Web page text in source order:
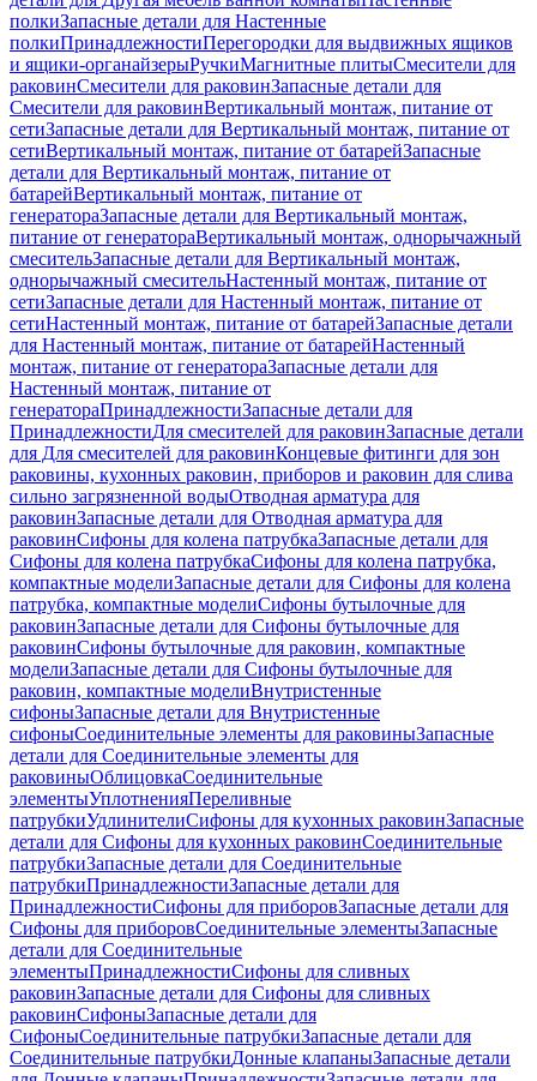
полкиЗапасные детали для Настенные
полкиПринадлежностиПерегородки для выдвижных ящиков
и ящики-органайзерыРучкиМагнитные плитыСмесители для
раковинСмесители для раковинЗапасные детали для
Смесители для раковинВертикальный монтаж, питание от
сетиЗапасные детали для Вертикальный монтаж, питание от
сетиВертикальный монтаж, питание от батарейЗапасные
детали для Вертикальный монтаж, питание от
батарейВертикальный монтаж, питание от
генератораЗапасные детали для Вертикальный монтаж,
питание от генератораВертикальный монтаж, однорычажный
смесительЗапасные детали для Вертикальный монтаж,
однорычажный смесительНастенный монтаж, питание от
сетиЗапасные детали для Настенный монтаж, питание от
сетиНастенный монтаж, питание от батарейЗапасные детали
для Настенный монтаж, питание от батарейНастенный
монтаж, питание от генератораЗапасные детали для
Настенный монтаж, питание от
генератораПринадлежностиЗапасные детали для
ПринадлежностиДля смесителей для раковинЗапасные детали
для Для смесителей для раковинКонцевые фитинги для зон
раковины, кухонных раковин, приборов и раковин для слива
сильно загрязненной водыОтводная арматура для
раковинЗапасные детали для Отводная арматура для
раковинСифоны для колена патрубкаЗапасные детали для
Сифоны для колена патрубкаСифоны для колена патрубка,
компактные моделиЗапасные детали для Сифоны для колена
патрубка, компактные моделиСифоны бутылочные для
раковинЗапасные детали для Сифоны бутылочные для
раковинСифоны бутылочные для раковин, компактные
моделиЗапасные детали для Сифоны бутылочные для
раковин, компактные моделиВнутристенные
сифоныЗапасные детали для Внутристенные
сифоныСоединительные элементы для раковиныЗапасные
детали для Соединительные элементы для
раковиныОблицовкаСоединительные
элементыУплотненияПереливные
патрубкиУдлинителиСифоны для кухонных раковинЗапасные
детали для Сифоны для кухонных раковинСоединительные
патрубкиЗапасные детали для Соединительные
патрубкиПринадлежностиЗапасные детали для
ПринадлежностиСифоны для приборовЗапасные детали для
Сифоны для приборовСоединительные элементыЗапасные
детали для Соединительные
элементыПринадлежностиСифоны для сливных
раковинЗапасные детали для Сифоны для сливных
раковинСифоныЗапасные детали для
СифоныСоединительные патрубкиЗапасные детали для
Соединительные патрубкиДонные клапаныЗапасные детали